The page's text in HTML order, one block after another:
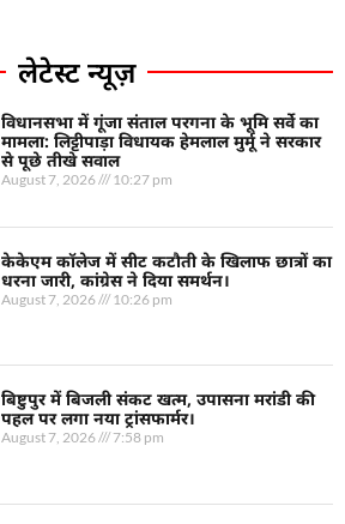
लेटेस्ट न्यूज़
विधानसभा में गूंजा संताल परगना के भूमि सर्वे का
मामला: लिट्टीपाड़ा विधायक हेमलाल मुर्मू ने सरकार
से पूछे तीखे सवाल
August 7, 2026 10:27 pm
केकेएम कॉलेज में सीट कटौती के खिलाफ छात्रों का
धरना जारी, कांग्रेस ने दिया समर्थन।
August 7, 2026 10:26 pm
बिष्टुपुर में बिजली संकट खत्म, उपासना मरांडी की
पहल पर लगा नया ट्रांसफार्मर।
August 7, 2026 7:58 pm